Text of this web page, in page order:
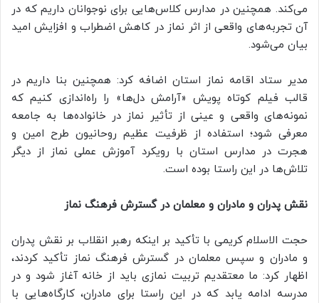
می‌کند. همچنین در مدارس کلاس‌هایی برای نوجوانان داریم که در
آن تجربه‌های واقعی از اثر نماز در کاهش اضطراب و افزایش امید
بیان می‌شود.
مدیر ستاد اقامه نماز استان اضافه کرد: همچنین بنا داریم در
قالب فیلم کوتاه پویش «آرامش دل‌ها» را راه‌اندازی کنیم که
نمونه‌های واقعی و عینی از تأثیر نماز در خانواده‌ها به جامعه
معرفی شود؛ استفاده از ظرفیت عظیم روحانیون طرح امین و
هجرت در مدارس استان با رویکرد آموزش عملی نماز از دیگر
تلاش‌ها در این راستا بوده است.
نقش پدران و مادران و معلمان در گسترش فرهنگ نماز
حجت الاسلام کریمی با تأکید بر اینکه رهبر انقلاب بر نقش پدران
و مادران و سپس معلمان در گسترش فرهنگ نماز تأکید کردند،
اظهار کرد: ما معتقدیم تربیت نمازی باید از خانه آغاز شود و در
مدرسه ادامه یابد که در این راستا برای مادران، کارگاه‌هایی با